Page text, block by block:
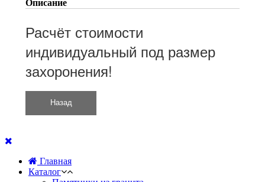
Описание
Расчёт стоимости
индивидуальный под размер
захоронения!
Главная
Каталог